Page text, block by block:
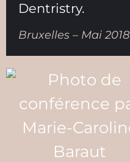
Dentristry.
Bruxelles – Mai 2018